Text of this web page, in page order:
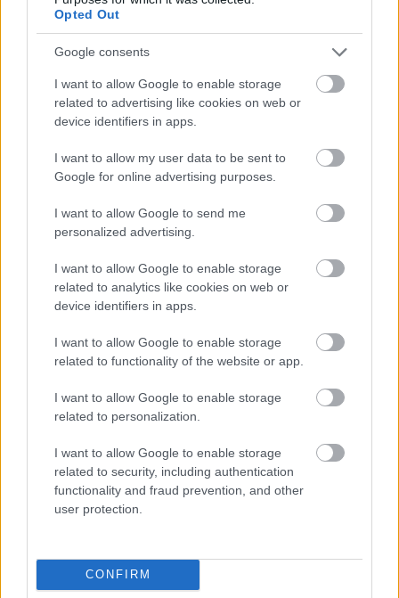
Opted Out
Google consents
I want to allow Google to enable storage
related to advertising like cookies on web or
device identifiers in apps.
I want to allow my user data to be sent to
Google for online advertising purposes.
I want to allow Google to send me
personalized advertising.
I want to allow Google to enable storage
related to analytics like cookies on web or
device identifiers in apps.
I want to allow Google to enable storage
related to functionality of the website or app.
I want to allow Google to enable storage
related to personalization.
I want to allow Google to enable storage
related to security, including authentication
functionality and fraud prevention, and other
user protection.
CONFIRM
Az ízletes rizike gomba és népi
elnevezései
TINTA Könyvkiadó• 2021. április 09.
Az ízletes rizike (Lactarius deliciosus) a
galambgombafélék (Russulaceae) családjába
kerülő gombafaj. Barnás-narancssárga színű. A
kalap átmérője 5–12 cm között van. Fiatalon laposan
végül tölcsér…